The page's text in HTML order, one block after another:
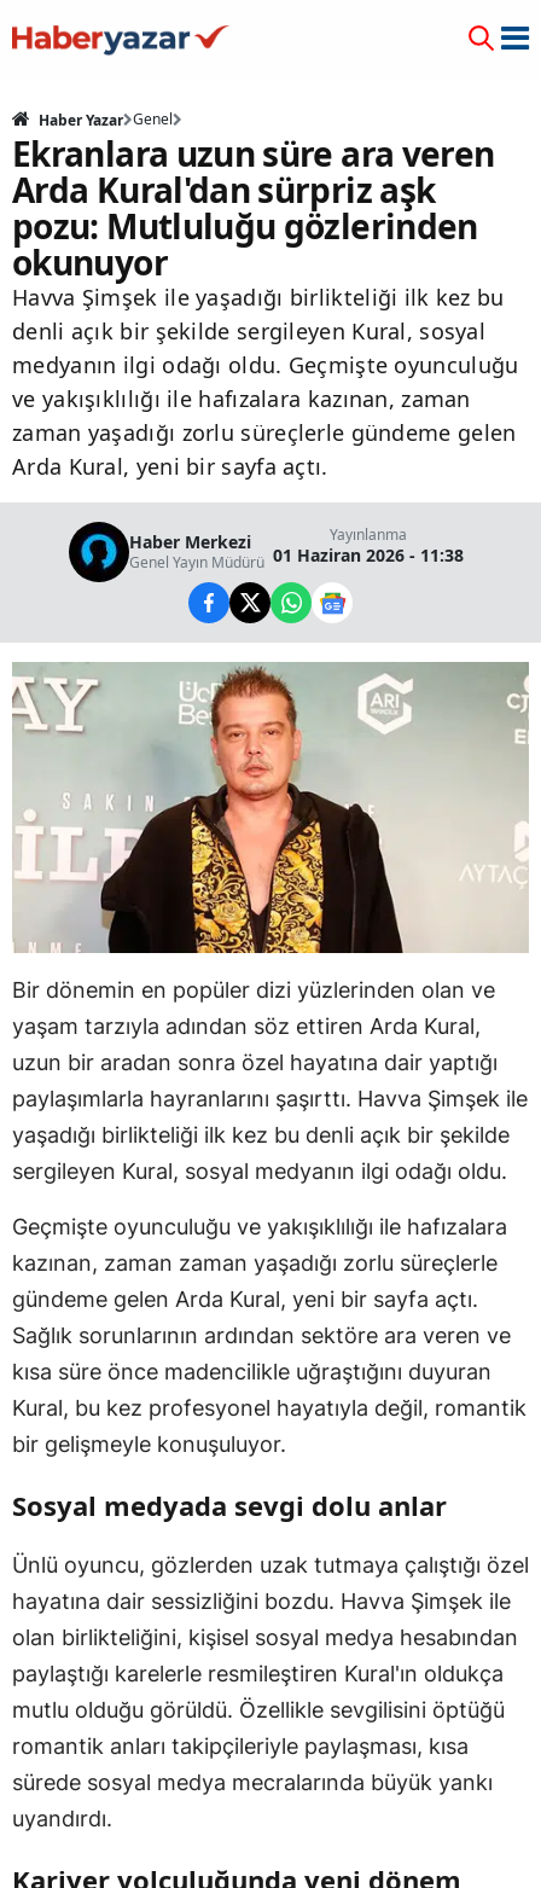
Haber Yazar Genel
Ekranlara uzun süre ara veren
Arda Kural'dan sürpriz aşk
pozu: Mutluluğu gözlerinden
okunuyor
Havva Şimşek ile yaşadığı birlikteliği ilk kez bu
denli açık bir şekilde sergileyen Kural, sosyal
medyanın ilgi odağı oldu. Geçmişte oyunculuğu
ve yakışıklılığı ile hafızalara kazınan, zaman
zaman yaşadığı zorlu süreçlerle gündeme gelen
Arda Kural, yeni bir sayfa açtı.
Haber Merkezi
Genel Yayın Müdürü
Yayınlanma
01 Haziran 2026 - 11:38
Bir dönemin en popüler dizi yüzlerinden olan ve
yaşam tarzıyla adından söz ettiren Arda Kural,
uzun bir aradan sonra özel hayatına dair yaptığı
paylaşımlarla hayranlarını şaşırttı. Havva Şimşek ile
yaşadığı birlikteliği ilk kez bu denli açık bir şekilde
sergileyen Kural, sosyal medyanın ilgi odağı oldu.
Geçmişte oyunculuğu ve yakışıklılığı ile hafızalara
kazınan, zaman zaman yaşadığı zorlu süreçlerle
gündeme gelen Arda Kural, yeni bir sayfa açtı.
Sağlık sorunlarının ardından sektöre ara veren ve
kısa süre önce madencilikle uğraştığını duyuran
Kural, bu kez profesyonel hayatıyla değil, romantik
bir gelişmeyle konuşuluyor.
Sosyal medyada sevgi dolu anlar
Ünlü oyuncu, gözlerden uzak tutmaya çalıştığı özel
hayatına dair sessizliğini bozdu. Havva Şimşek ile
olan birlikteliğini, kişisel sosyal medya hesabından
paylaştığı karelerle resmileştiren Kural'ın oldukça
mutlu olduğu görüldü. Özellikle sevgilisini öptüğü
romantik anları takipçileriyle paylaşması, kısa
sürede sosyal medya mecralarında büyük yankı
uyandırdı.
Kariyer yolculuğunda yeni dönem